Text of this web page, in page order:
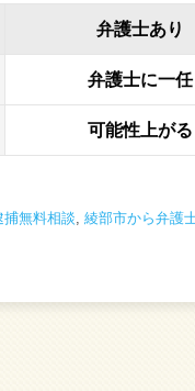
弁護士あり
弁護士に一任
可能性上がる
捕無料相談 綾部市から弁護